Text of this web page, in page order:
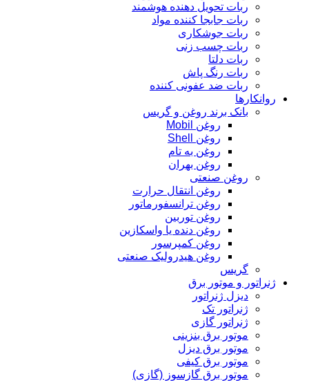
ربات تحویل دهنده هوشمند
ربات جابجا کننده مواد
ربات جوشکاری
ربات چسب زنی
ربات دلتا
ربات رنگ پاش
ربات ضد عفونی کننده
روانکارها
بانک برند روغن و گریس
روغن Mobil
روغن Shell
روغن به تام
روغن بهران
روغن صنعتی
روغن انتقال حرارت
روغن ترانسفورماتور
روغن توربین
روغن دنده یا واسکازین
روغن کمپرسور
روغن هیدرولیک صنعتی
گریس
ژنراتور و موتور برق
دیزل ژنراتور
ژنراتور تک
ژنراتور گازی
موتور برق بنزینی
موتور برق دیزل
موتور برق کیفی
موتور برق گازسوز (گازی)